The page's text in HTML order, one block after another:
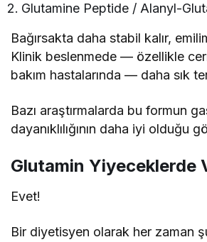
Glutamine Peptide / Alanyl-
Bağırsakta daha stabil kalır,
Klinik beslenmede — özellikle
bakım hastalarında — daha sık
Bazı araştırmalarda bu formun
dayanıklılığının daha iyi olduğu
Glutamin Yiyeceklerde
Evet!
Bir diyetisyen olarak her zaman